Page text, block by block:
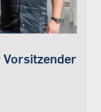
Vorsitzender